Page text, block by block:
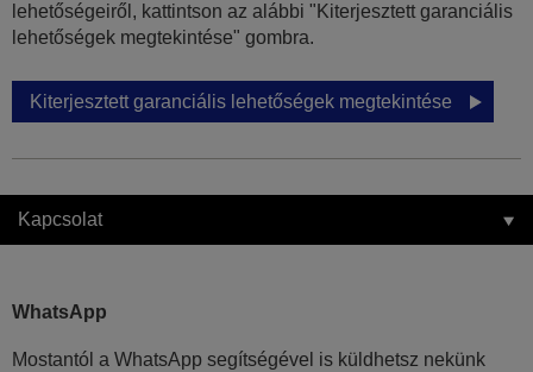
lehetőségeiről, kattintson az alábbi "Kiterjesztett garanciális
lehetőségek megtekintése" gombra.
Kiterjesztett garanciális lehetőségek megtekintése
Kapcsolat
WhatsApp
Mostantól a WhatsApp segítségével is küldhetsz nekünk